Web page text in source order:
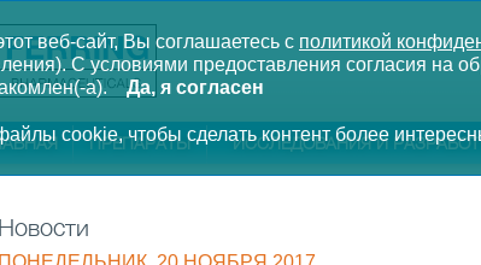
веб-сайт, Вы соглашаетесь с политикой
С условиями предоставления согласия на
а).
Да, я согласен
cookie, чтобы сделать контент более
ПРЕПАРАТЫ ИССЛЕДОВАНИЯ И
Новости